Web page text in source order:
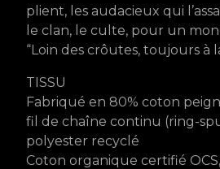
plient, les audacieux qui
le clan, le culte, pour un
“Loin des crôutes, toujours à
TISSU
Fabriqué en 80% coton
fil de chaîne continu (ring-
polyester recyclé
Coton organique certifié